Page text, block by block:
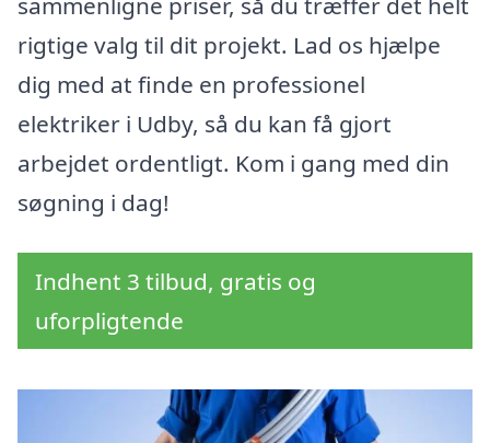
rigtige valg til dit projekt. Lad os hjælpe
dig med at finde en professionel
elektriker i Udby, så du kan få gjort
arbejdet ordentligt. Kom i gang med din
søgning i dag!
Indhent 3 tilbud, gratis og
uforpligtende